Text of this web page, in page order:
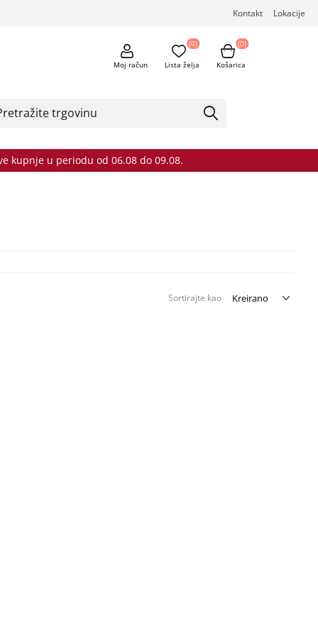
Kontakt Lokacije
Moj račun Lista želja
(0)
Košarica
(0)
kupnje u periodu od 06.08 do 09.08.
Sortirajte kao